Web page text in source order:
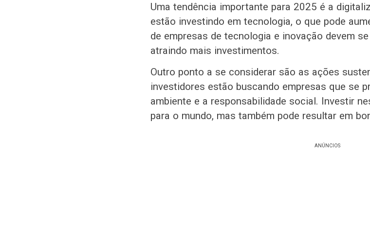
Uma tendência importante para 2025 é a
estão investindo em tecnologia, o que pode
de empresas de tecnologia e inovação devem
atraindo mais investimentos.
Outro ponto a se considerar são as ações
investidores estão buscando empresas que se
ambiente e a responsabilidade social. Investir
para o mundo, mas também pode resultar em
ANÚNCIOS